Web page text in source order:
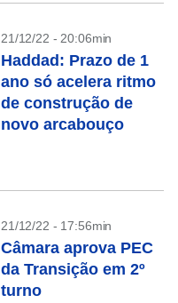
21/12/22 - 20:06min
Haddad: Prazo de 1
ano só acelera ritmo
de construção de
novo arcabouço
21/12/22 - 17:56min
Câmara aprova PEC
da Transição em 2º
turno